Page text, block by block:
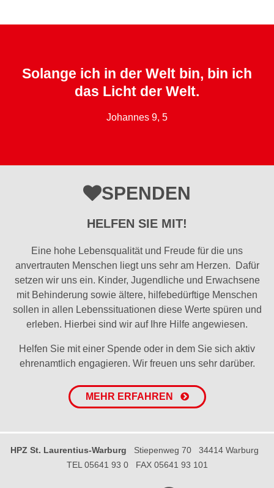
Solange ich in der Welt bin, bin ich
das Licht der Welt.
Johannes 9, 5
SPENDEN
HELFEN SIE MIT!
Eine hohe Lebensqualität und Freude für die uns
anvertrauten Menschen liegt uns sehr am Herzen. Dafür
setzen wir uns ein. Kinder, Jugendliche und Erwachsene
mit Behinderung sowie ältere, hilfebedürftige Menschen
sollen in allen Lebenssituationen diese Werte spüren und
erleben. Hierbei sind wir auf Ihre Hilfe angewiesen.
Helfen Sie mit einer Spende oder in dem Sie sich aktiv
ehrenamtlich engagieren. Wir freuen uns sehr darüber.
MEHR ERFAHREN
HPZ St. Laurentius-Warburg Stiepenweg 70
34414 Warburg
TEL 05641 93 0
FAX 05641 93 101